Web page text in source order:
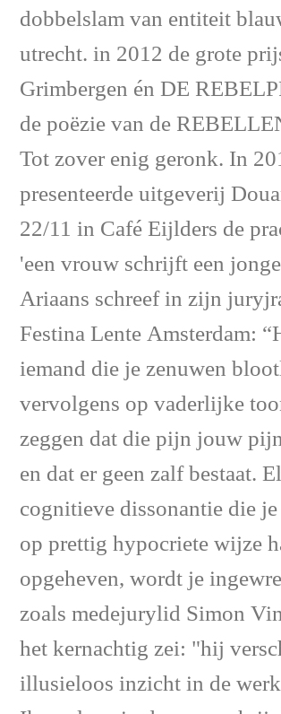
dobbelslam van entiteit
utrecht. in 2012 de grote
Grimbergen én DE
de poëzie van de
Tot zover enig geronk. In
presenteerde uitgeverij
22/11 in Café Eijlders de
'een vrouw schrijft een
Ariaans schreef in zijn
Festina Lente Amsterdam:
iemand die je zenuwen
vervolgens op vaderlijke
zeggen dat die pijn jouw
en dat er geen zalf bestaat.
cognitieve dissonantie die
op prettig hypocriete wijze
opgeheven, wordt je
zoals medejurylid Simon
het kernachtig zei: "hij
illusieloos inzicht in de